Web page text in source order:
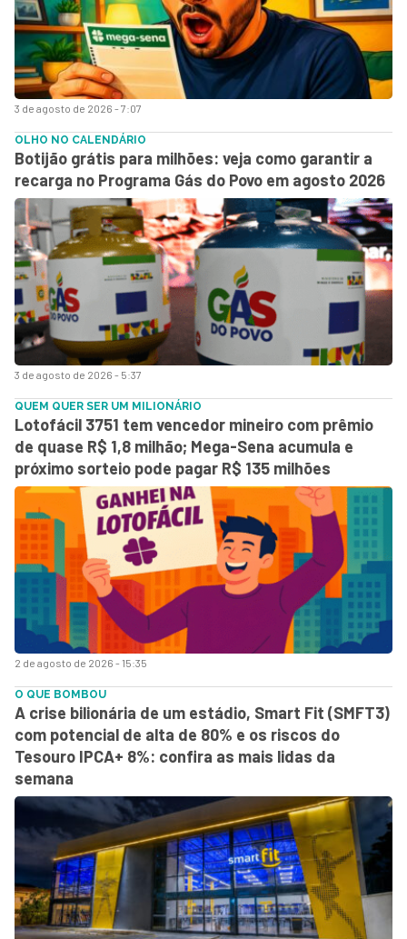
3 de agosto de 2026 - 7:07
3 de agosto de 2026 - 5:37
OLHO NO CALENDÁRIO
Botijão grátis para milhões: veja como garantir a
recarga no Programa Gás do Povo em agosto 2026
2 de agosto de 2026 - 15:35
QUEM QUER SER UM MILIONÁRIO
Lotofácil 3751 tem vencedor mineiro com prêmio
de quase R$ 1,8 milhão; Mega-Sena acumula e
próximo sorteio pode pagar R$ 135 milhões
O QUE BOMBOU
A crise bilionária de um estádio, Smart Fit (SMFT3)
com potencial de alta de 80% e os riscos do
Tesouro IPCA+ 8%: confira as mais lidas da
semana